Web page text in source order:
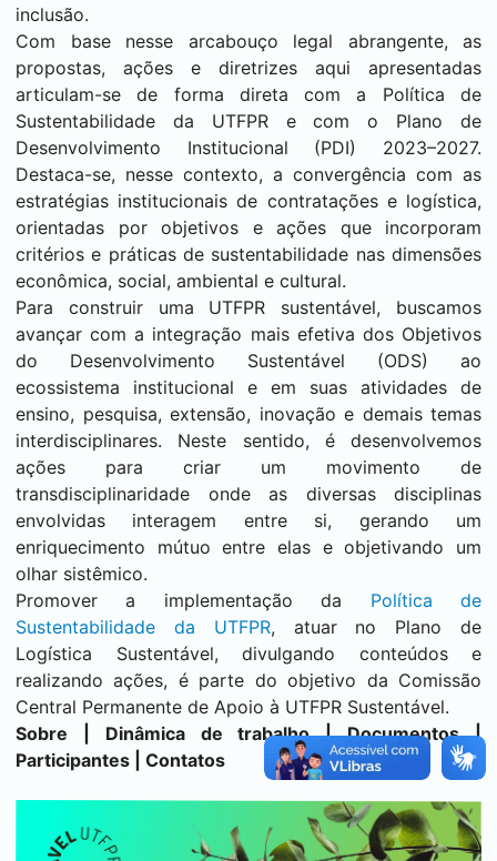
inclusão.
Com base nesse arcabouço legal abrangente, as
propostas, ações e diretrizes aqui apresentadas
articulam-se de forma direta com a Política de
Sustentabilidade da UTFPR e com o Plano de
Desenvolvimento Institucional (PDI) 2023–2027.
Destaca-se, nesse contexto, a convergência com as
estratégias institucionais de contratações e logística,
orientadas por objetivos e ações que incorporam
critérios e práticas de sustentabilidade nas dimensões
econômica, social, ambiental e cultural.
Para construir uma UTFPR sustentável, buscamos
avançar com a integração mais efetiva dos Objetivos
do Desenvolvimento Sustentável (ODS) ao
ecossistema institucional e em suas atividades de
ensino, pesquisa, extensão, inovação e demais temas
interdisciplinares. Neste sentido, é desenvolvemos
ações para criar um movimento de
transdisciplinaridade onde as diversas disciplinas
envolvidas interagem entre si, gerando um
enriquecimento mútuo entre elas e objetivando um
olhar sistêmico.
Promover a implementação da Política de
Sustentabilidade da UTFPR, atuar no Plano de
Logística Sustentável, divulgando conteúdos e
realizando ações, é parte do objetivo da Comissão
Central Permanente de Apoio à UTFPR Sustentável.
Sobre
Dinâmica de trabalho|Documentos|
Participantes
Contatos